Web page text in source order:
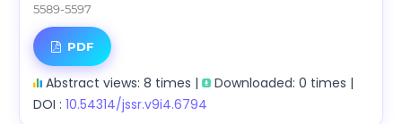
5589-5597
PDF
Abstract views: 8 times |
Downloaded: 0 times |
DOI : 10.54314/jssr.v9i4.6794